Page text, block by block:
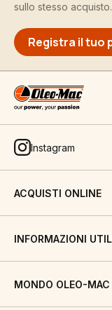
sullo stesso acquisto.
Registra il tuo
Instagram
ACQUISTI ONLINE
INFORMAZIONI
MONDO OLEO-MAC